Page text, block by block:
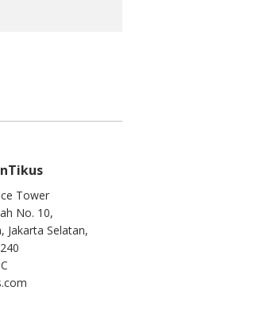
Tower
No. 10,
Jakarta Selatan,